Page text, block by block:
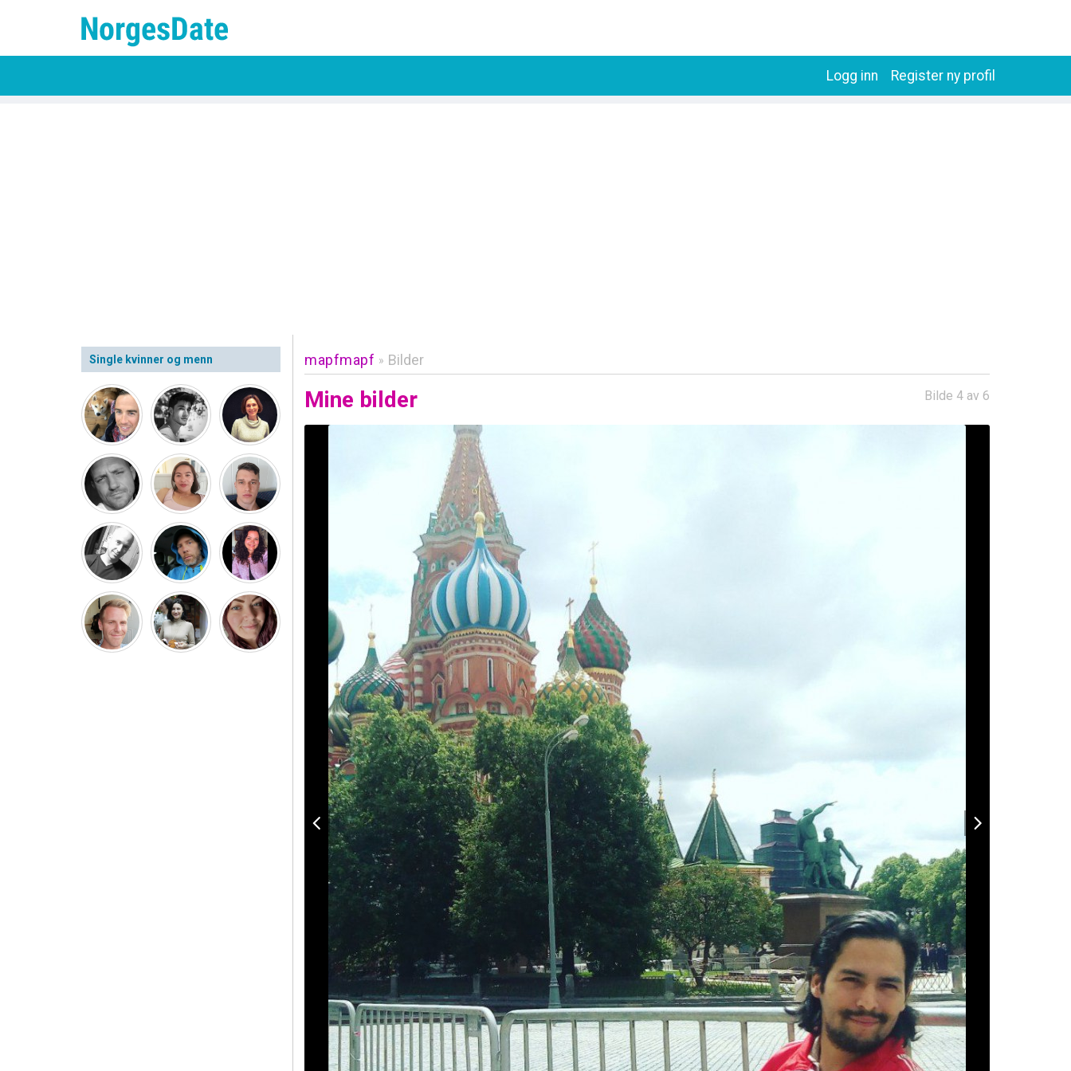
Register ny profil
Logg inn
Single kvinner og menn mapfmapf » Bilder
Mine bilder Bilde 4 av 6